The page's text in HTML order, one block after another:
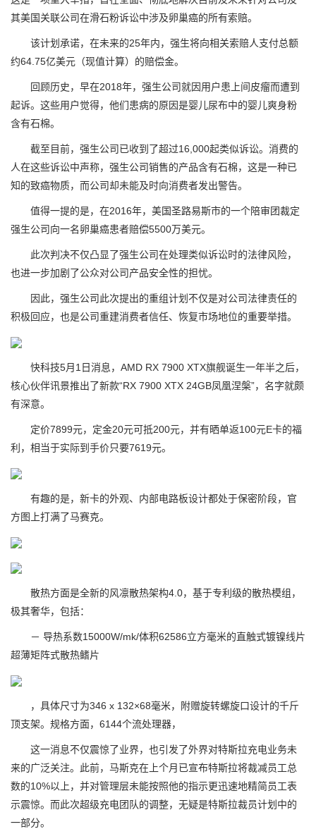
其美国关联公司在滑石粉诉讼中涉及卵巢癌的所有索赔。
该计划承诺，在未来的25年内，强生将向相关索赔人支付总额
约64.75亿美元（现值计算）的赔偿金。
回顾历史，早在2018年，强生公司就因用户患上间皮瘤而遭到
起诉。这些用户觉得，他们患病的原因是婴儿尿布中的婴儿爽身粉
含有石棉。
截至目前，强生公司已收到了超过16,000起类似诉讼。消费的
人在这些诉讼中声称，强生公司销售的产品含有石棉，这是一种已
知的致癌物质，而公司却未能及时向消费者发出警告。
值得一提的是，在2016年，美国圣路易斯市的一个陪审团裁定
强生公司向一名卵巢癌患者赔偿5500万美元。
此次判决不仅凸显了强生公司在处理类似诉讼时的法律风险，
也进一步加剧了公众对公司产品安全性的担忧。
因此，强生公司此次提出的重组计划不仅是对公司法律责任的
积极回应，也是公司重建消费者信任、恢复市场地位的重要举措。
快科技5月1日消息，AMD RX 7900 XTX旗舰诞生一年半之后，
核心伙伴讯景推出了新款“RX 7900 XTX 24GB凤凰涅槃”，名字就颇
有深意。
定价7899元，定金20元可抵200元，并有晒单返100元E卡的福
利，相当于实际到手价只要7619元。
有趣的是，新卡的外观、内部电路板设计都处于保密阶段，官
方图上打满了马赛克。
散热方面是全新的风凛散热架构4.0，基于专利级的散热模组，
极其奢华，包括：
－ 导热系数15000W/mk/体积62586立方毫米的直触式镀镍线片
超薄矩阵式散热鳍片
，具体尺寸为346 x 132×68毫米，附赠旋转螺旋口设计的千斤
顶支架。规格方面，6144个流处理器，
这一消息不仅震惊了业界，也引发了外界对特斯拉充电业务未
来的广泛关注。此前，马斯克在上个月已宣布特斯拉将裁减员工总
数的10%以上，并对管理层未能按照他的指示更迅速地精简员工表
示震惊。而此次超级充电团队的调整，无疑是特斯拉裁员计划中的
一部分。